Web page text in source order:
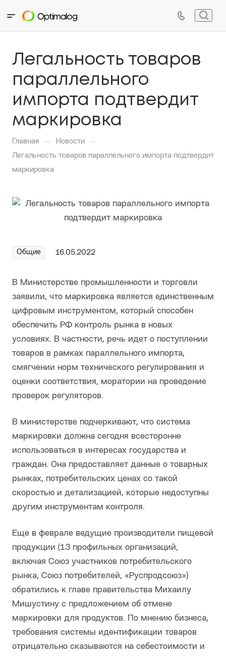
Легальность товаров
параллельного
импорта подтвердит
маркировка
Главная — Новости —
Легальность товаров параллельного импорта подтвердит
маркировка
Общие 16.05.2022
В Министерстве промышленности и торговли
заявили, что маркировка является единственным
цифровым инструментом, который способен
обеспечить РФ контроль рынка в новых
условиях. В частности, речь идет о поступлении
товаров в рамках параллельного импорта,
смягчении норм технического регулирования и
оценки соответствия, моратории на проведение
проверок регуляторов.
В министерстве подчеркивают, что система
маркировки должна сегодня всесторонне
использоваться в интересах государства и
граждан. Она предоставляет данные о товарных
рынках, потребительских ценах со такой
скоростью и детализацией, которые недоступны
другим инструментам контроля.
Еще в феврале ведущие производители пищевой
продукции (13 профильных организаций,
включая Союз участников потребительского
рынка, Союз потребителей, «Руспродсоюз»)
обратились к главе правительства Михаилу
Мишустину с предложением об отмене
маркировки для продуктов. По мнению бизнеса,
требования системы идентификации товаров
отрицательно сказываются на себестоимости и